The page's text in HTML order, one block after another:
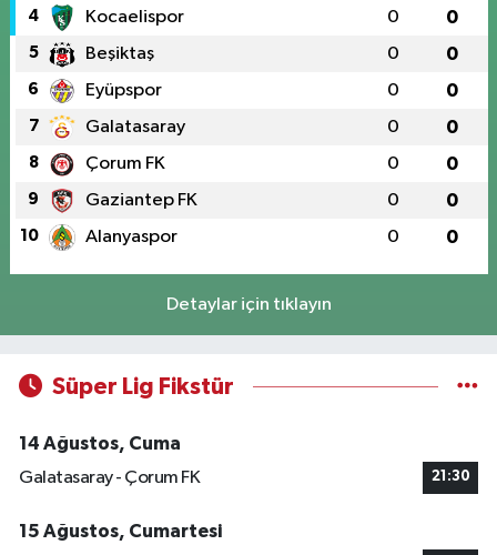
4 Kocaelispor 0 0
5 Beşiktaş 0 0
6 Eyüpspor 0 0
7 Galatasaray 0 0
8 Çorum FK 0 0
9 Gaziantep FK 0 0
10 Alanyaspor 0 0
Detaylar için tıklayın
Süper Lig Fikstür
14 Ağustos, Cuma
Galatasaray - Çorum FK
21:30
15 Ağustos, Cumartesi